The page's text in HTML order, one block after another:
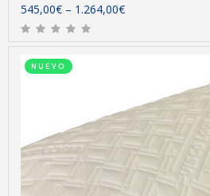
545,00€ – 1.264,00€
NUEVO